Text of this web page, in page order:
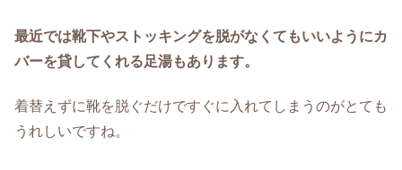
最近では靴下やストッキングを脱がなくてもいいようにカ
バーを貸してくれる足湯もあります。
着替えずに靴を脱ぐだけですぐに入れてしまうのがとても
うれしいですね。